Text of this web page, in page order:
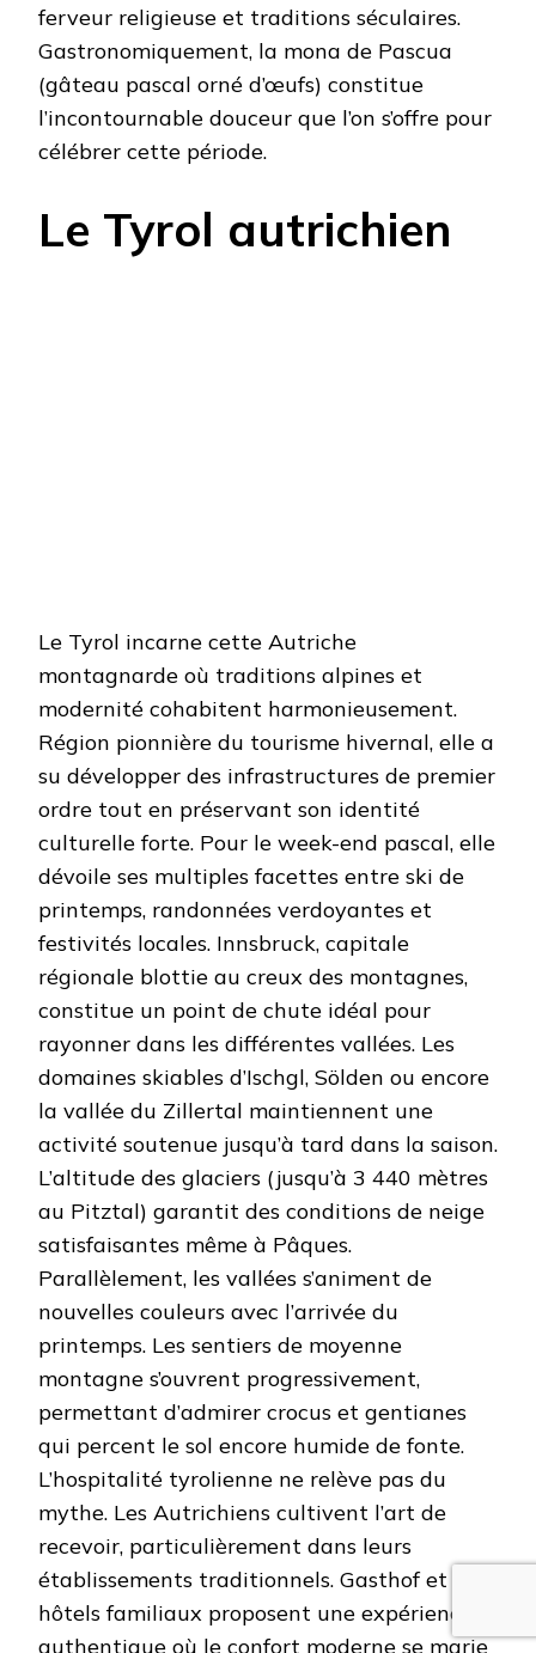
ferveur religieuse et traditions séculaires.
Gastronomiquement, la mona de Pascua
(gâteau pascal orné d’œufs) constitue
l’incontournable douceur que l’on s’offre pour
célébrer cette période.
Le Tyrol autrichien
Le Tyrol incarne cette Autriche
montagnarde où traditions alpines et
modernité cohabitent harmonieusement.
Région pionnière du tourisme hivernal, elle a
su développer des infrastructures de premier
ordre tout en préservant son identité
culturelle forte. Pour le week-end pascal, elle
dévoile ses multiples facettes entre ski de
printemps, randonnées verdoyantes et
festivités locales. Innsbruck, capitale
régionale blottie au creux des montagnes,
constitue un point de chute idéal pour
rayonner dans les différentes vallées. Les
domaines skiables d’Ischgl, Sölden ou encore
la vallée du Zillertal maintiennent une
activité soutenue jusqu’à tard dans la saison.
L’altitude des glaciers (jusqu’à 3 440 mètres
au Pitztal) garantit des conditions de neige
satisfaisantes même à Pâques.
Parallèlement, les vallées s’animent de
nouvelles couleurs avec l’arrivée du
printemps. Les sentiers de moyenne
montagne s’ouvrent progressivement,
permettant d’admirer crocus et gentianes
qui percent le sol encore humide de fonte.
L’hospitalité tyrolienne ne relève pas du
mythe. Les Autrichiens cultivent l’art de
recevoir, particulièrement dans leurs
établissements traditionnels. Gasthof et
hôtels familiaux proposent une expérience
authentique où le confort moderne se marie